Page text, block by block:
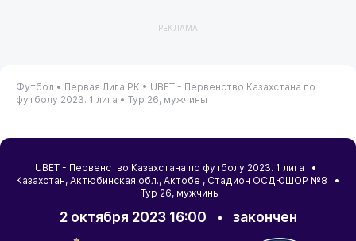
РЕКЛАМА
Футбол • Первая Лига РК • UBET - Первенство Казахстана по
футболу 2023. 1 лига • Тур 26, мужчины
UBET - Первенство Казахстана по футболу 2023. 1 лига •
Казахстан, Актюбинская обл., Актобе , Стадион ОСДЮШОР №8 •
Тур 26, мужчины
2 октября 2023 16:00 • закончен